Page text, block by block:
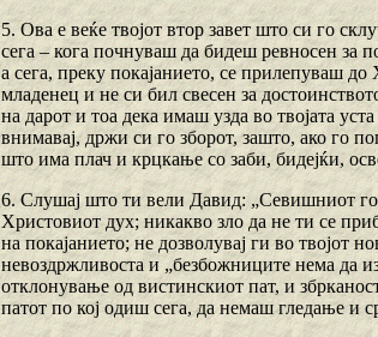
5. Ова е веќе твојот втор завет што си го
сега – кога почнуваш да бидеш ревносен за
а сега, преку покајанието, се прилепуваш
младенец и не си бил свесен за
на дарот и тоа дека имаш узда во твојата
внимавај, држи си го зборот, зашто, ако го
што има плач и крцкање со заби, бидејќи,
6. Слушај што ти вели Давид: „Севишниот
Христовиот дух; никакво зло да не ти се
на покајанието; не дозволувај ги во твојот
невоздржливоста и „безбожниците нема да
отклонување од вистинскиот пат, и
патот по кој одиш сега, да немаш гледање и